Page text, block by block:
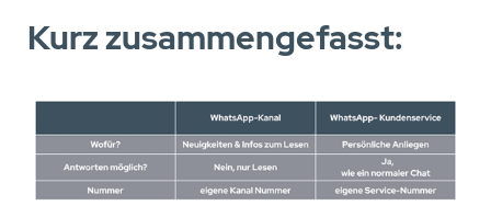
Kurz zusammengefasst: